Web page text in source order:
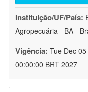
Instituição/UF/País:
Agropecuária - BA -
Vigência: Tue Dec
00:00:00 BRT 2027